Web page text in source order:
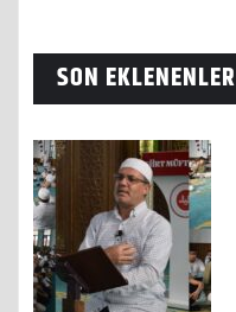
SON EKLENENLER